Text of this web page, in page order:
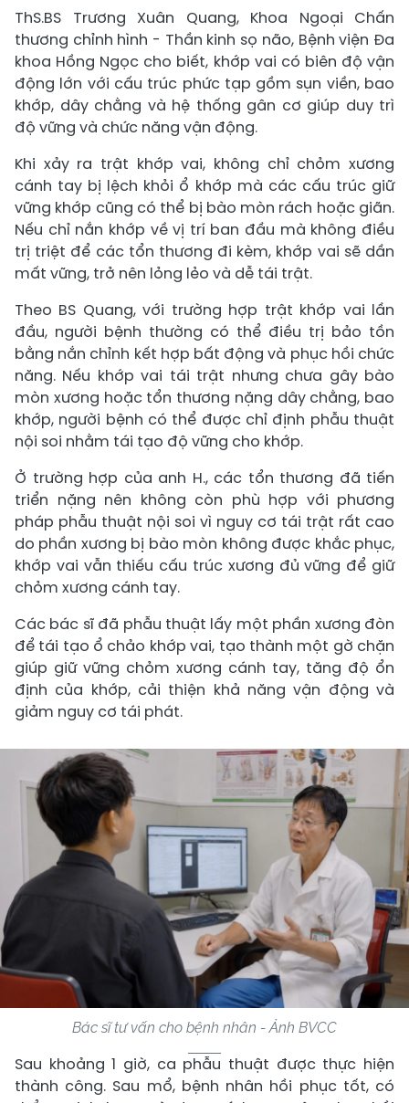
ThS.BS Trương Xuân Quang, Khoa Ngoại Chấn
thương chỉnh hình - Thần kinh sọ não, Bệnh viện Đa
khoa Hồng Ngọc cho biết, khớp vai có biên độ vận
động lớn với cấu trúc phức tạp gồm sụn viền, bao
khớp, dây chằng và hệ thống gân cơ giúp duy trì
độ vững và chức năng vận động.
Khi xảy ra trật khớp vai, không chỉ chỏm xương
cánh tay bị lệch khỏi ổ khớp mà các cấu trúc giữ
vững khớp cũng có thể bị bào mòn rách hoặc giãn.
Nếu chỉ nắn khớp về vị trí ban đầu mà không điều
trị triệt để các tổn thương đi kèm, khớp vai sẽ dần
mất vững, trở nên lỏng lẻo và dễ tái trật.
Theo BS Quang, với trường hợp trật khớp vai lần
đầu, người bệnh thường có thể điều trị bảo tồn
bằng nắn chỉnh kết hợp bất động và phục hồi chức
năng. Nếu khớp vai tái trật nhưng chưa gây bào
mòn xương hoặc tổn thương nặng dây chằng, bao
khớp, người bệnh có thể được chỉ định phẫu thuật
nội soi nhằm tái tạo độ vững cho khớp.
Ở trường hợp của anh H., các tổn thương đã tiến
triển nặng nên không còn phù hợp với phương
pháp phẫu thuật nội soi vì nguy cơ tái trật rất cao
do phần xương bị bào mòn không được khắc phục,
khớp vai vẫn thiếu cấu trúc xương đủ vững để giữ
chỏm xương cánh tay.
Các bác sĩ đã phẫu thuật lấy một phần xương đòn
để tái tạo ổ chảo khớp vai, tạo thành một gờ chặn
giúp giữ vững chỏm xương cánh tay, tăng độ ổn
định của khớp, cải thiện khả năng vận động và
giảm nguy cơ tái phát.
Bác sĩ tư vấn cho bệnh nhân - Ảnh BVCC
Sau khoảng 1 giờ, ca phẫu thuật được thực hiện
thành công. Sau mổ, bệnh nhân hồi phục tốt, có